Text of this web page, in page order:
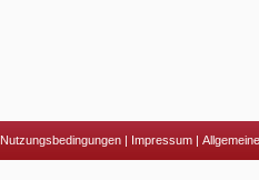
Nutzungsbedingungen| Impressum|